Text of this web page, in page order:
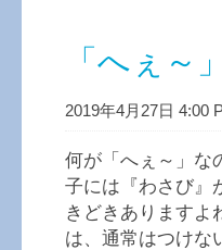
「へぇ～
2019年4月27日 4:00
何が「へぇ～」な
子には『わさび』
きどきありますよ
は、通常はつけな